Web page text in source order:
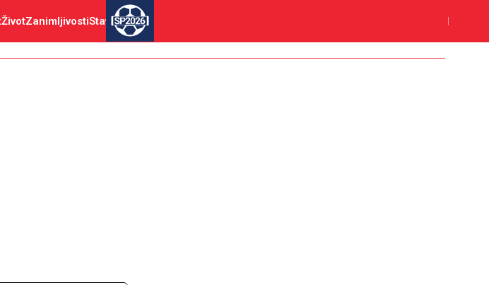
ŽivotZanimljivostiStav SP2026